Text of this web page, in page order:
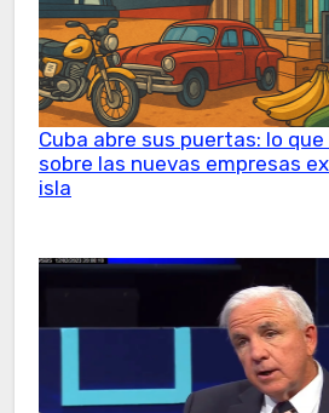
Cuba abre sus puertas: lo
sobre las nuevas empresas
isla